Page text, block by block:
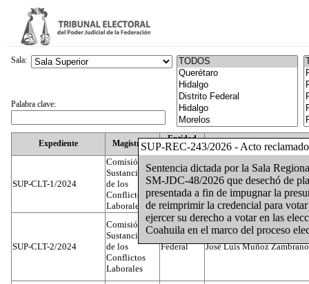
SUP-REC-243/2026 - Acto reclamado
Sentencia dictada por la Sala
SM-JDC-48/2026 que desechó de
presentada a fin de impugnar la
de reimprimir la credencial para
ejercer su derecho a votar en las
Coahuila en el marco del proceso
Expediente Magistrado
Entidad
Federativa
SUP-CLT-1/2024
Comisión
Sustanciadora
de los
Conflictos
Laborales
Federal Juan José Serrato Velasco
SUP-CLT-2/2024
Comisión
Sustanciadora
de los
Conflictos
Laborales
Federal José Luis Muñoz Zambrano
Sala:
Palabra clave: